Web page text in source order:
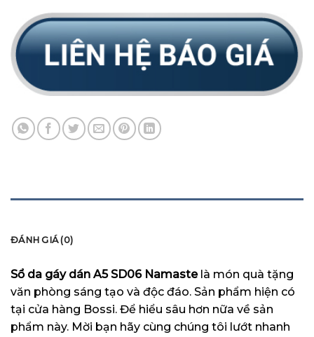
ĐÁNH GIÁ (0)
Sổ da gáy dán A5 SD06 Namastelà món quà tặng
văn phòng sáng tạo và độc đáo. Sản phẩm hiện có
tại cửa hàng Bossi. Để hiểu sâu hơn nữa về sản
phẩm này. Mời bạn hãy cùng chúng tôi lướt nhanh